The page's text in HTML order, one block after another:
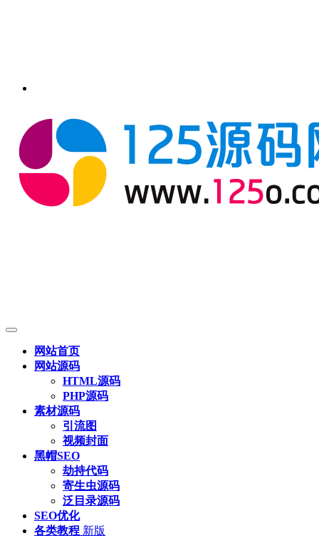
网站首页
网站源码
HTML源码
PHP源码
素材源码
引流图
视频封面
黑帽SEO
劫持代码
寄生虫源码
泛目录源码
SEO优化
各类教程 新版